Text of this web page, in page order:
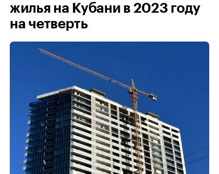
жилья на Кубани в 2023 году
на четверть